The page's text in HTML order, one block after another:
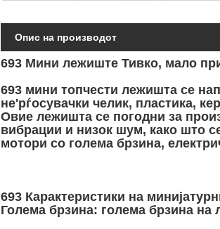
Опис на производот
693 Мини лежиште Тивко, мало
693 мини топчести лежишта се
не'рѓосувачки челик, пластика,
Овие лежишта се погодни за
вибрации и низок шум, како што
мотори со голема брзина,
693 Карактеристики на
Голема брзина: голема брзина на